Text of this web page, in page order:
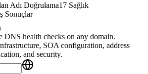
Adı Doğrulama17 Sağlık
Sonuçlar
DNS health checks on any domain.
SOA configuration, address
and security.